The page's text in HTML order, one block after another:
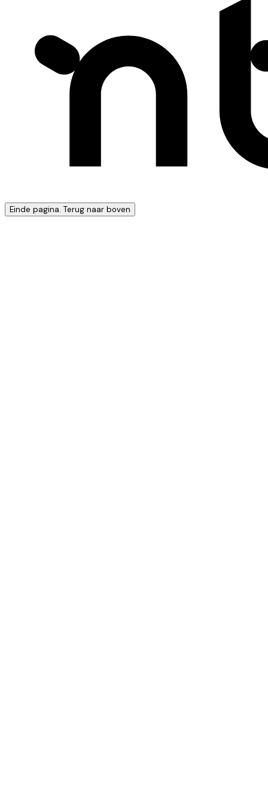
Einde pagina. Terug naar boven